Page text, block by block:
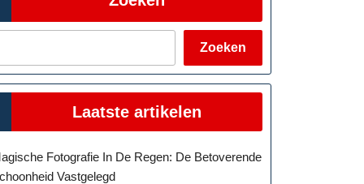
Zoeken
Laatste artikelen
Fotografie In De Regen: De Betoverende
Vastgelegd